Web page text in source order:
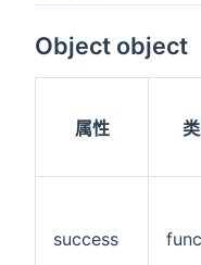
Object object
属性
success